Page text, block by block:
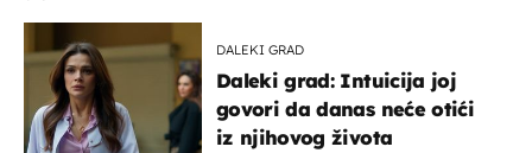
DALEKI GRAD
Daleki grad: Intuicija joj
govori da danas neće otići
iz njihovog života